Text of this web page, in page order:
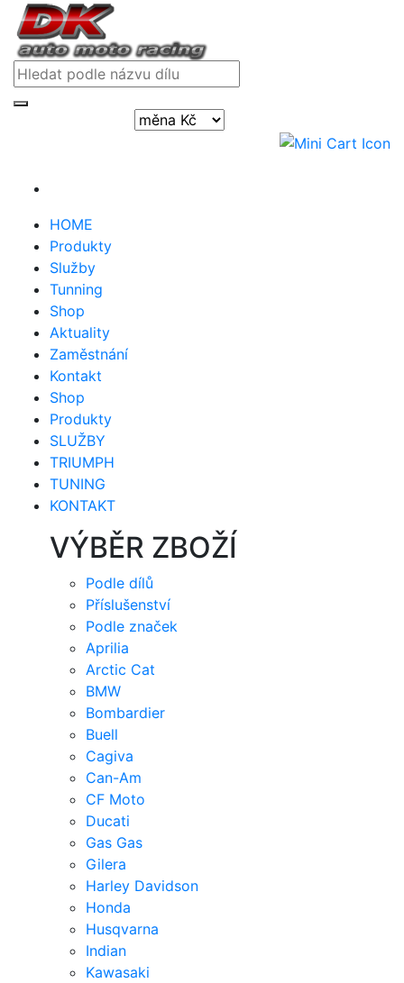
HOME
Produkty
Služby
Tunning
Shop
Aktuality
Zaměstnání
Kontakt
Shop
Produkty
SLUŽBY
TRIUMPH
TUNING
KONTAKT
VÝBĚR ZBOŽÍ
Podle dílů
Příslušenství
Podle značek
Aprilia
Arctic Cat
BMW
Bombardier
Buell
Cagiva
Can-Am
CF Moto
Ducati
Gas Gas
Gilera
Harley Davidson
Honda
Husqvarna
Indian
Kawasaki